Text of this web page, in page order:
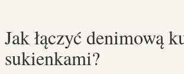
Jak łączyć denimową
sukienkami?